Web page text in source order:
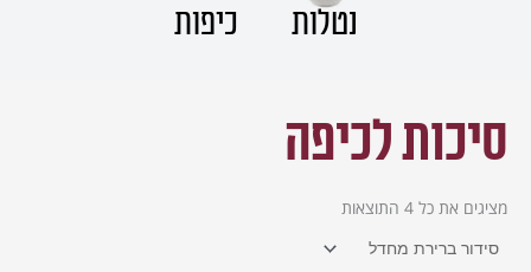
נטלות כיפות
סיכות לכיפה
מציגים את כל ⁦4⁩ התוצאות